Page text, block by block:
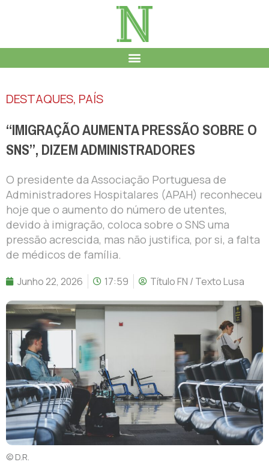
DESTAQUES, PAÍS
“IMIGRAÇÃO AUMENTA PRESSÃO SOBRE O
SNS”, DIZEM ADMINISTRADORES
O presidente da Associação Portuguesa de
Administradores Hospitalares (APAH) reconheceu
hoje que o aumento do número de utentes,
devido à imigração, coloca sobre o SNS uma
pressão acrescida, mas não justifica, por si, a falta
de médicos de família.
Junho 22, 2026 17:59 Título FN / Texto Lusa
© D.R.